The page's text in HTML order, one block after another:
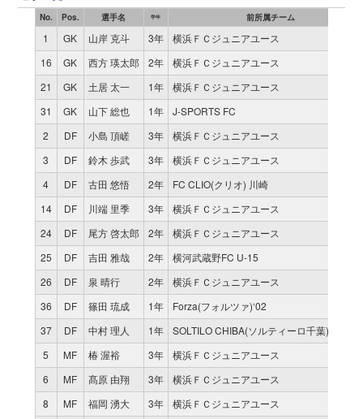
No. Pos. 選手名 学年 前所属チーム
1 GK 山岸 克斗 3年
横浜ＦＣジュニアユース
16
GK 西方 瑛太郎 2年
横浜ＦＣジュニアユース
21
GK 土居 太一 1年
横浜ＦＣジュニアユース
31
GK 山下 総也 1年
J-SPORTS FC
2
DF 小島 頂嵯 3年
横浜ＦＣジュニアユース
3
DF 鈴木 歩武 3年
横浜ＦＣジュニアユース
4
DF 古田 悠悟 2年
FC CLIO(クリオ) 川崎
14
DF 川端 里季 3年
横浜ＦＣジュニアユース
24
DF 尾方 啓太郎 2年
横浜ＦＣジュニアユース
25
DF 吉田 雅哉 2年
横河武蔵野FC U-15
26
DF 泉 晴行 2年
横浜ＦＣジュニアユース
36
DF 篠田 琉成 1年
Forza(フォルツァ)‘02
37
DF 中村 理人 1年
SOLTILO CHIBA(ソルティーロ千葉) FC U-
5
MF 椿 渥裕 3年
横浜ＦＣジュニアユース
6
MF 髙原 由翔 3年
横浜ＦＣジュニアユース
8
MF 福岡 湧大 3年
横浜ＦＣジュニアユース